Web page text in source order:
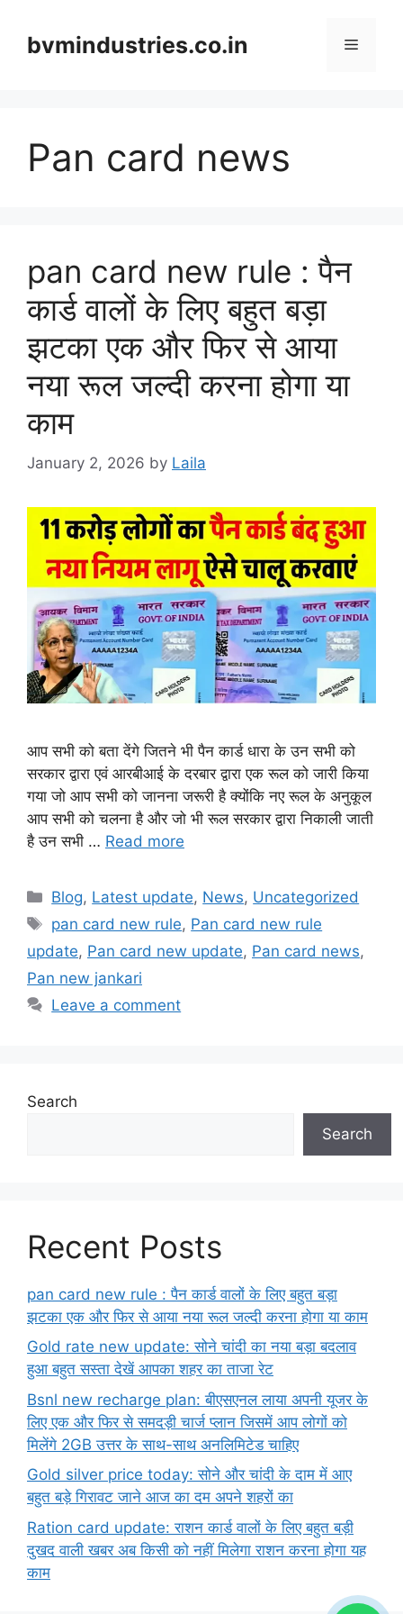
contentbvmindustries.co.in Menu
Pan card news
pan card new rule : पैन
कार्ड वालों के लिए बहुत बड़ा
झटका एक और फिर से आया
नया रूल जल्दी करना होगा या
काम
January 2, 2026 by Laila
आप सभी को बता देंगे जितने भी पैन कार्ड धारा के उन सभी को
सरकार द्वारा एवं आरबीआई के दरबार द्वारा एक रूल को जारी किया
गया जो आप सभी को जानना जरूरी है क्योंकि नए रूल के अनुकूल
आप सभी को चलना है और जो भी रूल सरकार द्वारा निकाली जाती
है उन सभी … Read more
Categories
Blog, Latest update, News, Uncategorized
Tags
pan card new rule, Pan card new rule
update, Pan card new update, Pan card news,
Pan new jankari
Leave a comment
Search
Search
Recent Posts
pan card new rule : पैन कार्ड वालों के लिए बहुत बड़ा
झटका एक और फिर से आया नया रूल जल्दी करना होगा या काम
Gold rate new update: सोने चांदी का नया बड़ा बदलाव
हुआ बहुत सस्ता देखें आपका शहर का ताजा रेट
Bsnl new recharge plan: बीएसएनल लाया अपनी यूजर के
लिए एक और फिर से समदड़ी चार्ज प्लान जिसमें आप लोगों को
मिलेंगे 2GB उत्तर के साथ-साथ अनलिमिटेड चाहिए
Gold silver price today: सोने और चांदी के दाम में आए
बहुत बड़े गिरावट जाने आज का दम अपने शहरों का
Ration card update: राशन कार्ड वालों के लिए बहुत बड़ी
दुखद वाली खबर अब किसी को नहीं मिलेगा राशन करना होगा यह
काम